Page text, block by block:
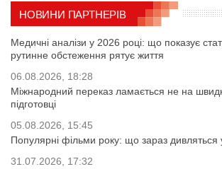
НОВИНИ ПАРТНЕРІВ
Медичні аналізи у 2026 році: що показує
рутинне обстеження рятує життя
06.08.2026, 18:28
Міжнародний переказ ламається не на
підготовці
05.08.2026, 15:45
Популярні фільми року: що зараз дивляться
31.07.2026, 17:32